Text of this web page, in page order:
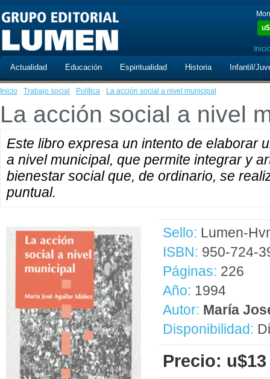
u$
Actualidad Educación Espiritualidad Historia Infantil/
Inicio · Trabajo social · Política · La acción social a nivel municipal
La acción social a nivel
Este libro expresa un intento de elaborar
a nivel municipal, que permite integrar y
bienestar social que, de ordinario, se
puntual.
Sello: Lumen-
ISBN: 950-724-
Páginas: 226
Año: 1994
Autor: María
Disponibilidad:
Precio: u$13